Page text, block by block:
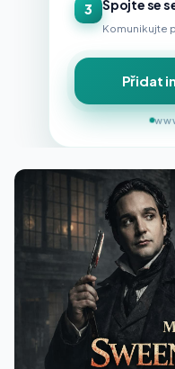
3 Spojte se
Komunikujte
Přidat